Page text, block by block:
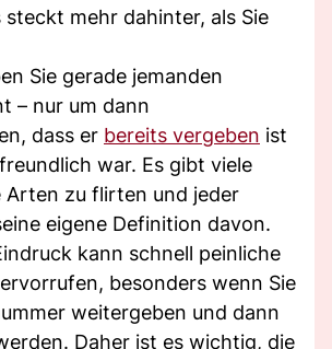
steckt mehr dahinter, als Sie
Sie gerade jemanden
– nur um dann
dass er bereits vergeben ist
war. Es gibt viele
Arten zu flirten und jeder
eigene Definition davon.
kann schnell peinliche
besonders wenn Sie
weitergeben und dann
Daher ist es wichtig, die